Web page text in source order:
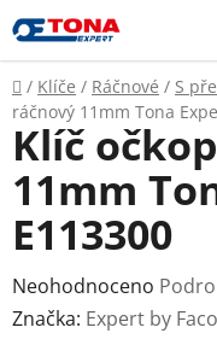
Přejít
na
obsah
Domů
/ Klíče / Ráčnové / S
ráčnový 11mm Tona
Klíč
11mm
E113300
Průměrné
hodnocení
Neohodnoceno
Značka: Expert by